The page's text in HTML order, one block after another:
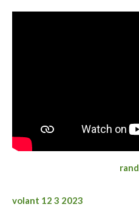
rando
volant 12 3 2023